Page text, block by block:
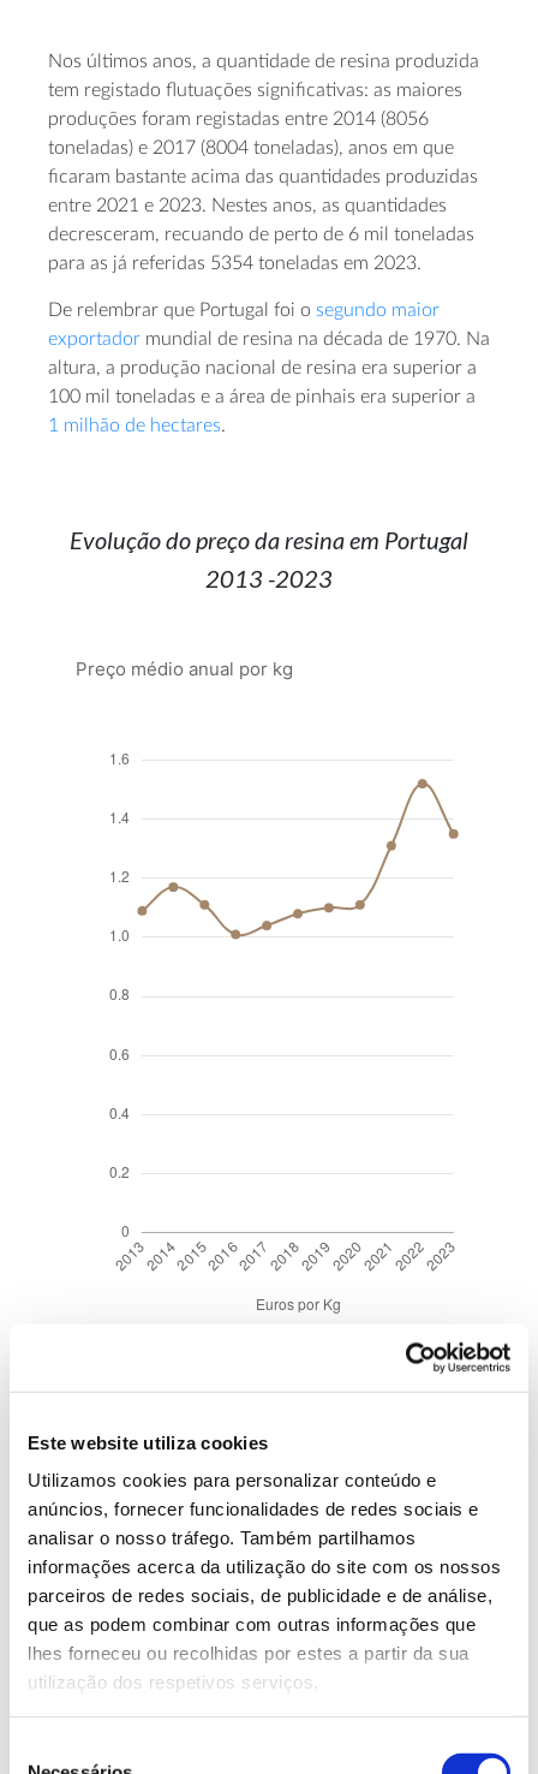
Este website utiliza cookies
Utilizamos cookies para personalizar conteúdo e
anúncios, fornecer funcionalidades de redes sociais e
analisar o nosso tráfego. Também partilhamos
informações acerca da utilização do site com os nossos
parceiros de redes sociais, de publicidade e de análise,
que as podem combinar com outras informações que
lhes forneceu ou recolhidas por estes a partir da sua
utilização dos respetivos serviços.
Nos últimos anos, a quantidade de resina produzida
tem registado flutuações significativas: as maiores
produções foram registadas entre 2014 (8056
toneladas) e 2017 (8004 toneladas), anos em que
ficaram bastante acima das quantidades produzidas
entre 2021 e 2023. Nestes anos, as quantidades
decresceram, recuando de perto de 6 mil toneladas
para as já referidas 5354 toneladas em 2023.
De relembrar que Portugal foi o segundo maior
exportador mundial de resina na década de 1970. Na
altura, a produção nacional de resina era superior a
100 mil toneladas e a área de pinhais era superior a
1 milhão de hectares.
Evolução do preço da resina em Portugal
2013 -2023
Preço médio anual por kg
Evolução da produção da resina em Portugal
2013 -2023